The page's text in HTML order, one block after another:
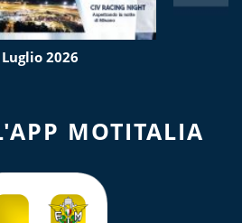
Luglio 2026
MOTITALIA